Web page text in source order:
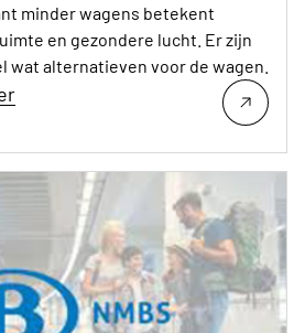
minder wagens betekent
en gezondere lucht. Er zijn
wat alternatieven voor de wagen.